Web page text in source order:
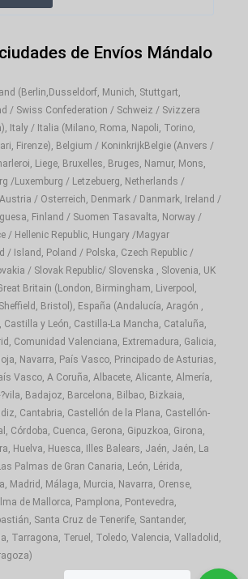
de Envíos Mándalo
(Berlin,Dusseldorf, Munich, Stuttgart,
/ Swiss Confederation / Schweiz / Svizzera
Italy / Italia (Milano, Roma, Napoli, Torino,
Firenze), Belgium / KoninkrijkBelgie (Anvers /
Liege, Bruxelles, Bruges, Namur, Mons,
/Luxemburg / Letzebuerg, Netherlands /
Austria / Osterreich, Denmark / Danmark, Ireland /
Finland / Suomen Tasavalta, Norway /
/ Hellenic Republic, Hungary /Magyar
/ Island, Poland / Polska, Czech Republic /
/ Slovak Republic/ Slovenska , Slovenia, UK
Britain (London, Birmingham, Liverpool,
Bristol), España (Andalucía, Aragón ,
Castilla y León, Castilla-La Mancha, Cataluña,
Comunidad Valenciana, Extremadura, Galicia,
Navarra, País Vasco, Principado de Asturias,
Vasco, A Coruña, Albacete, Alicante, Almería,
Badajoz, Barcelona, Bilbao, Bizkaia,
Cantabria, Castellón de la Plana, Castellón-
Córdoba, Cuenca, Gerona, Gipuzkoa, Girona,
Huelva, Huesca, Illes Balears, Jaén, Jaén, La
Palmas de Gran Canaria, León, Lérida,
Madrid, Málaga, Murcia, Navarra, Orense,
de Mallorca, Pamplona, Pontevedra,
Santa Cruz de Tenerife, Santander,
Tarragona, Teruel, Toledo, Valencia, Valladolid,